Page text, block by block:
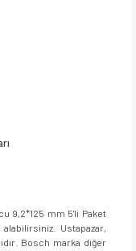
9,2*125 mm 5'li Paket
Ustapazar,
Bosch marka diğer